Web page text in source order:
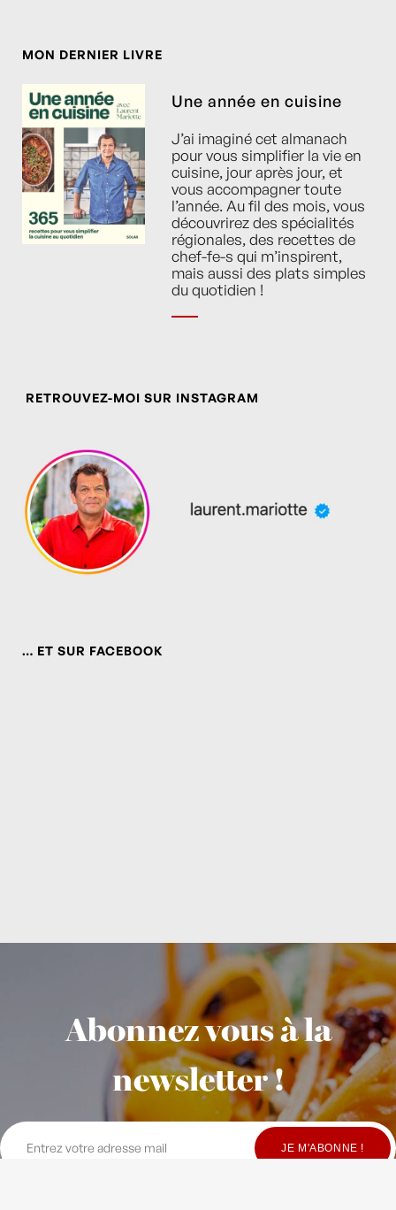
MON DERNIER LIVRE
Une année en cuisine
J’ai imaginé cet almanach
pour vous simplifier la vie en
cuisine, jour après jour, et
vous accompagner toute
l’année. Au fil des mois, vous
découvrirez des spécialités
régionales, des recettes de
chef-fe-s qui m’inspirent,
mais aussi des plats simples
du quotidien !
RETROUVEZ-MOI SUR INSTAGRAM
… ET SUR FACEBOOK
Abonnez vous à la
newsletter !